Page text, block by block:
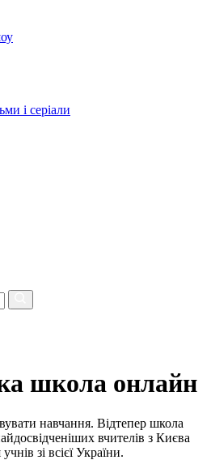
і серіали
школа онлайн
навчання. Відтепер школа
вчителів з Києва
зі всієї України.